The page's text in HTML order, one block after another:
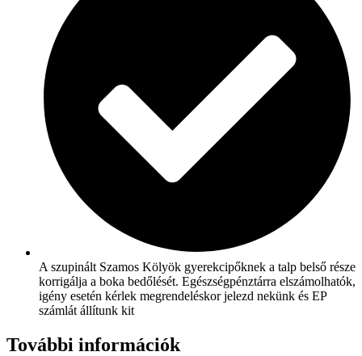
A szupinált Szamos Kölyök gyerekcipőknek a talp belső része
korrigálja a boka bedőlését. Egészségpénztárra elszámolhatók,
igény esetén kérlek megrendeléskor jelezd nekünk és EP
számlát állítunk kit
További információk